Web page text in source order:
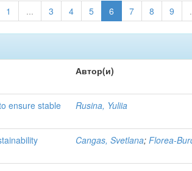
1 ... 3 4 5 6 7 8 9
Автор(и)
ensure stable
Rusina, Yuliia
Cangas, Svetlana;Florea-